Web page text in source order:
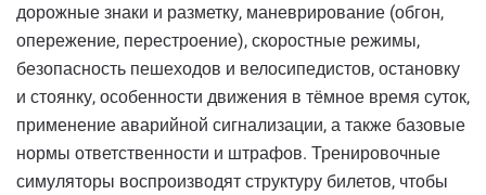
дорожные знаки и разметку, маневрирование (обгон,
опережение, перестроение), скоростные режимы,
безопасность пешеходов и велосипедистов, остановку
и стоянку, особенности движения в тёмное время суток,
применение аварийной сигнализации, а также базовые
нормы ответственности и штрафов. Тренировочные
симуляторы воспроизводят структуру билетов, чтобы